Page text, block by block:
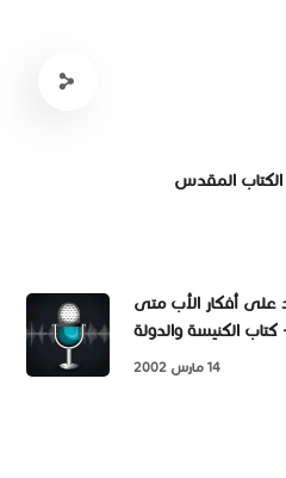
المقدس
على أفكار الأب متى
الكنيسة والدولة
14 مارس 2002